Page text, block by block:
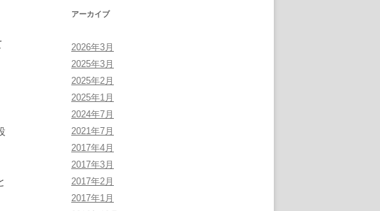
アーカイブ
2026年3月
2025年3月
2025年2月
2025年1月
2024年7月
2021年7月
2017年4月
2017年3月
2017年2月
2017年1月